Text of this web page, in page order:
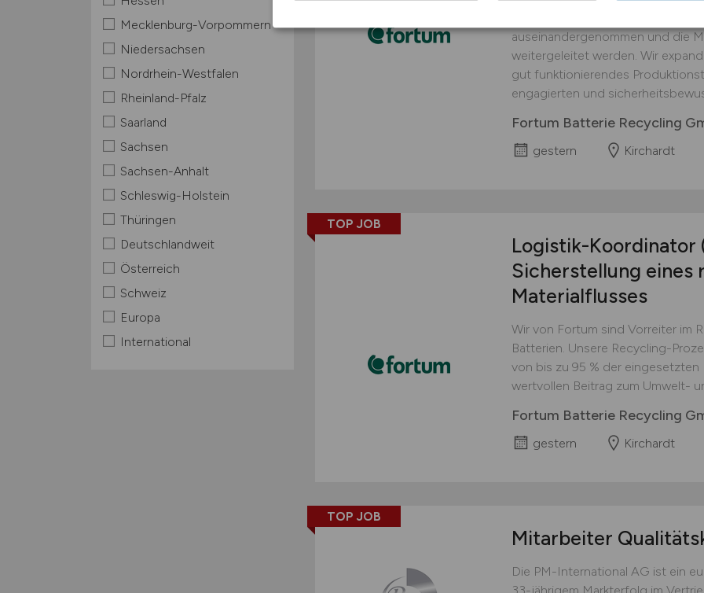
Mecklenburg-Vorpommern
Niedersachsen
Nordrhein-Westfalen
Rheinland-Pfalz
Saarland
Sachsen
Sachsen-Anhalt
Schleswig-Holstein
Thüringen
Deutschlandweit
Österreich
Schweiz
Europa
International
Prozessschritt durchgeführt, in
auseinandergenommen und die
weitergeleitet werden. Wir
gut funktionierendes
engagierten und
Fortum Batterie Recycling
gestern Kirchardt
TOP JOB
Logistik-Koordinator
Sicherstellung eines
Materialflusses
Wir von Fortum sind Vorreiter im
Batterien. Unsere Recycling-
von bis zu 95 % der eingesetzten
wertvollen Beitrag zum Umwelt-
Fortum Batterie Recycling
gestern Kirchardt
TOP JOB
Mitarbeiter
Die PM-International AG ist ein